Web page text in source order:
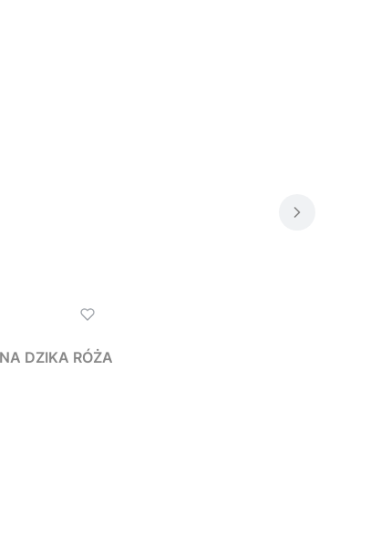
DZIKA RÓŻA